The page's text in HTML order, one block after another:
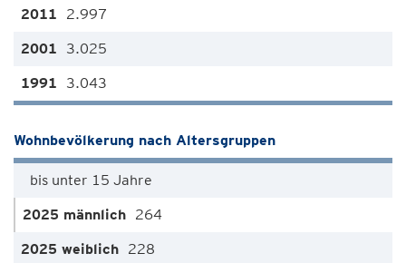
2.997
3.025
3.043
Wohnbevölkerung nach Altersgruppen
bis unter 15 Jahre
264
228